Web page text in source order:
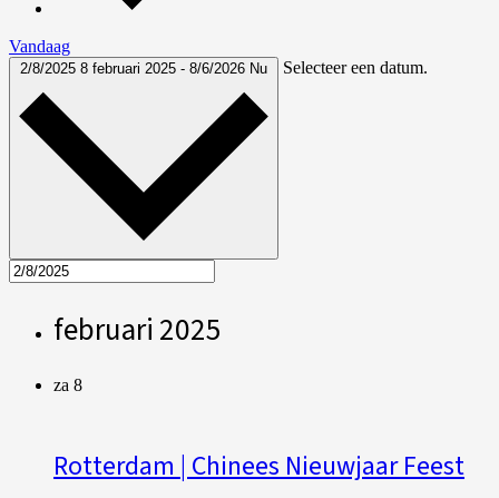
Vandaag
2/8/2025 8 februari 2025 - 8/6/2026 Nu Selecteer een datum.
februari 2025
za 8
Rotterdam | Chinees Nieuwjaar Feest